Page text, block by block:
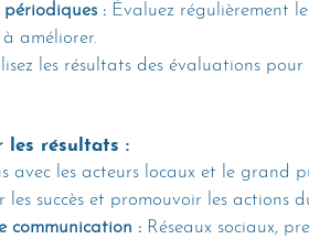
périodiques : Évaluez régulièrement
à améliorer.
les résultats des évaluations
résultats :
avec les acteurs locaux et le grand
les succès et promouvoir les actions
communication : Réseaux sociaux,